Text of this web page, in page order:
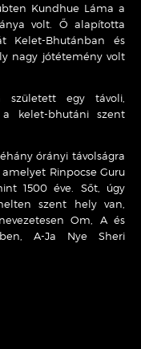
Kundhue Láma a
volt. Ő alapította
Kelet-Bhutánban és
nagy jótétemény volt
született egy távoli,
kelet-bhutáni szent
órányi távolságra
Rinpocse Guru
1500 éve. Sőt, úgy
szent hely van,
Om, A és
A-Ja Nye Sheri